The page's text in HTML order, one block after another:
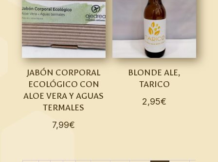
JABÓN CORPORAL
ECOLÓGICO CON
ALOE VERA Y AGUAS
TERMALES
7,99€
BLONDE ALE,
TARICO
2,95€